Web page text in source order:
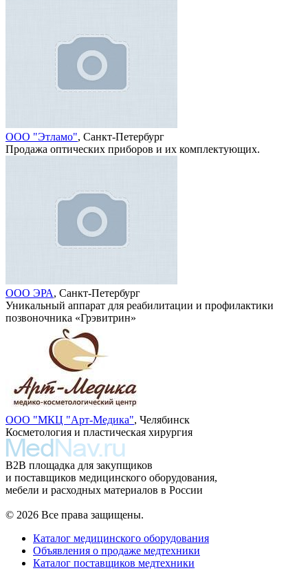
ООО "Этламо", Санкт-Петербург
Продажа оптических приборов и их комплектующих.
ООО ЭРА, Санкт-Петербург
Уникальный аппарат для реабилитации и профилактики
позвоночника «Грэвитрин»
ООО "МКЦ "Арт-Медика", Челябинск
Косметология и пластическая хирургия
B2B площадка для закупщиков
и поставщиков медицинского оборудования,
мебели и расходных материалов в России
© 2026 Все права защищены.
Каталог медицинского оборудования
Объявления о продаже медтехники
Каталог поставщиков медтехники